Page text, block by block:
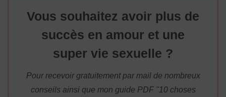
Vous souhaitez avoir plus de
succès en amour et une
super vie sexuelle ?
Pour recevoir gratuitement par mail de nombreux
conseils ainsi que mon guide PDF "10 choses